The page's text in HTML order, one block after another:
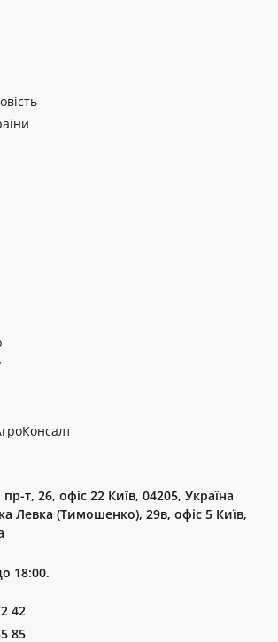
т, 26, офіс 22 Київ, 04205, Україна
Левка (Тимошенко), 29в, офіс 5 Київ,
18:00.
42
85